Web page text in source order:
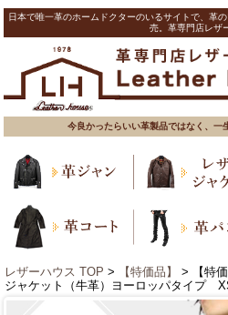
日本で唯一革のホームドクターのいるサイトで、革
売。革専門店レザ
今良かったらいい革製品ではなく、一
レザーハウス TOP > 【特価品】
> 【特
ジャケット（牛革）ヨーロッパタイプ